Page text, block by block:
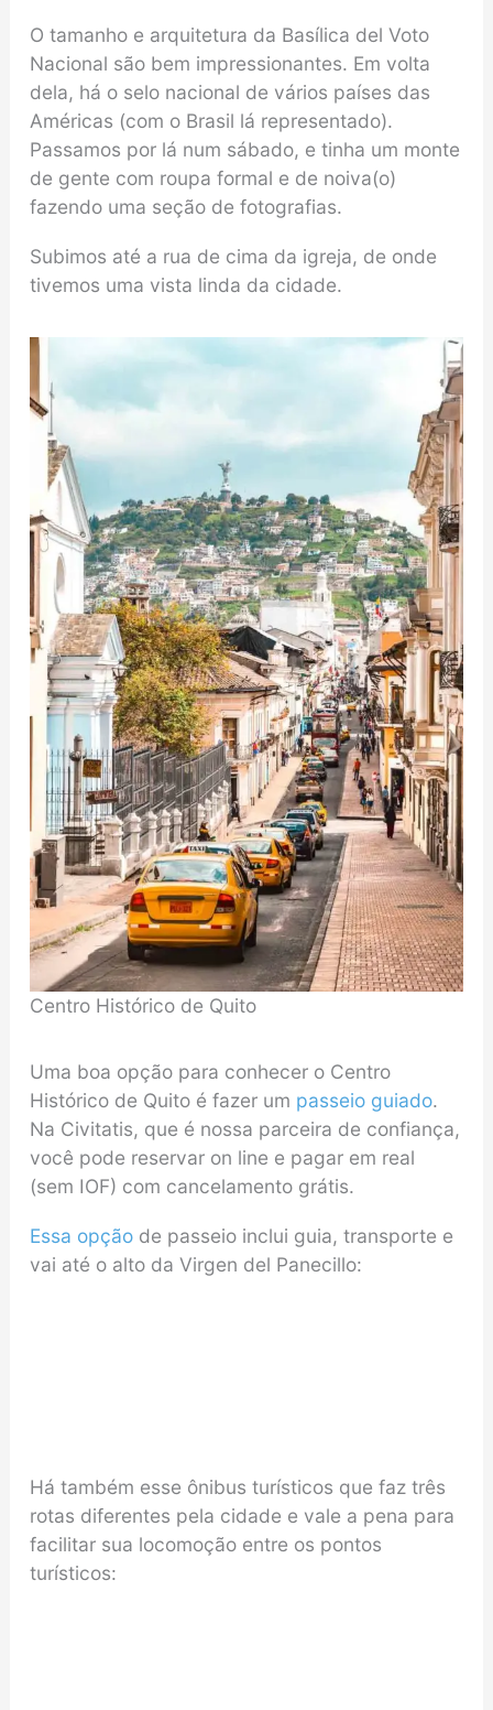
O tamanho e arquitetura da Basílica del Voto
Nacional são bem impressionantes. Em volta
dela, há o selo nacional de vários países das
Américas (com o Brasil lá representado).
Passamos por lá num sábado, e tinha um monte
de gente com roupa formal e de noiva(o)
fazendo uma seção de fotografias.
Subimos até a rua de cima da igreja, de onde
tivemos uma vista linda da cidade.
Centro Histórico de Quito
Uma boa opção para conhecer o Centro
Histórico de Quito é fazer um passeio guiado.
Na Civitatis, que é nossa parceira de confiança,
você pode reservar on line e pagar em real
(sem IOF) com cancelamento grátis.
Essa opção de passeio inclui guia, transporte e
vai até o alto da Virgen del Panecillo:
Há também esse ônibus turísticos que faz três
rotas diferentes pela cidade e vale a pena para
facilitar sua locomoção entre os pontos
turísticos: